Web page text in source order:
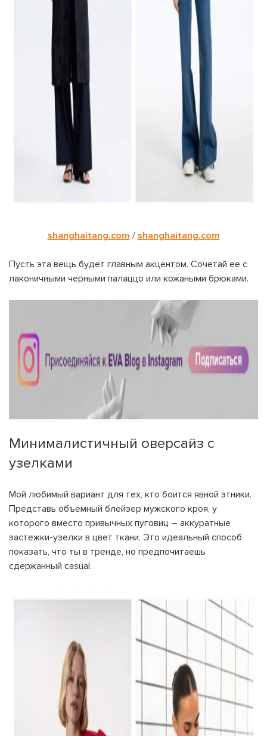
shanghaitang.com / shanghaitang.com
Пусть эта вещь будет главным акцентом. Сочетай ее с
лаконичными черными палаццо или кожаными брюками.
Минималистичный оверсайз с
узелками
Мой любимый вариант для тех, кто боится явной этники.
Представь объемный блейзер мужского кроя, у
которого вместо привычных пуговиц – аккуратные
застежки-узелки в цвет ткани. Это идеальный способ
показать, что ты в тренде, но предпочитаешь
сдержанный casual.